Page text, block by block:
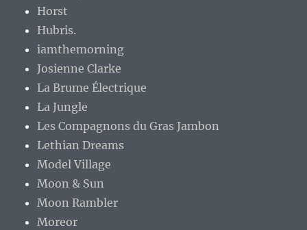
Horst
Hubris.
iamthemorning
Josienne Clarke
La Brume Électrique
La Jungle
Les Compagnons du Gras Jambon
Lethian Dreams
Model Village
Moon & Sun
Moon Rambler
Moreor